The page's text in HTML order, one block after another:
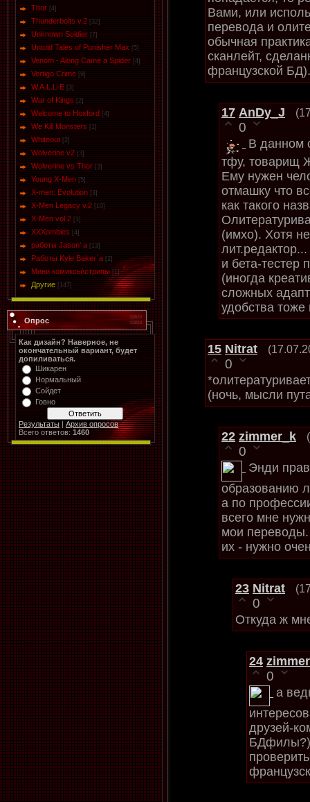
Thor [4]
Thunderbolts v.2 [32]
Unknown Soldier [7]
Untold Tales of Punisher Max [5]
Venom - Along Came a Spider [4]
Vertigo Crime [9]
W.A.L.L-E [3]
War of Kings [2]
Welcome to Hoxford [4]
We Kill Monsters [1]
Whiteout [2]
Wolverine v2 [3]
Wolverine vs Thor [3]
Young X-Men [5]
X-men: Evolution [3]
X-Men Legacy v.2 [10]
X-Men vol.2 [1]
XXXombies [4]
работы Jason' a [13]
Работы Kyle Baker`a [2]
Мини комиксы\стрипы [1]
Другие [147]
Опрос
Как дизайн? Наверное, не
окончательный вариант, будет
допиливаться.
Шикарен
Нормальный
Сойдет
Говно
Результаты | Архив опросов
Всего ответов: 1460
Вами, или
перевода и
обычная
сканлейт,
французской БД).
17 AnDy_J
0
В данном
тфу, товарищ
Ему нужен
отмашку что
как такого
(имхо). Хотя
и бета-тестер
(иногда
сложных
удобства
15 Nitrat
0
(ночь, мысли
22 zimmer_k
0
Энди
образованию
а по
всего мне
мои переводы.
их - нужно
23 Nitrat
0
Откуда ж
24
0
а
друзей-